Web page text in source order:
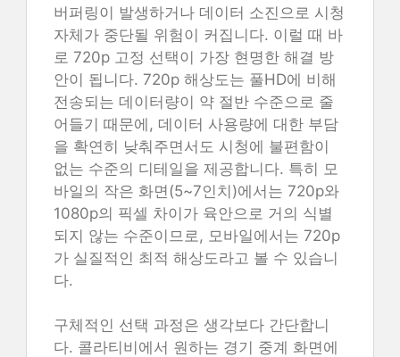
버퍼링이 발생하거나 데이터 소진으로 시청
자체가 중단될 위험이 커집니다. 이럴 때 바
로 720p 고정 선택이 가장 현명한 해결 방
안이 됩니다. 720p 해상도는 풀HD에 비해
전송되는 데이터량이 약 절반 수준으로 줄
어들기 때문에, 데이터 사용량에 대한 부담
을 확연히 낮춰주면서도 시청에 불편함이
없는 수준의 디테일을 제공합니다. 특히 모
바일의 작은 화면(5~7인치)에서는 720p와
1080p의 픽셀 차이가 육안으로 거의 식별
되지 않는 수준이므로, 모바일에서는 720p
가 실질적인 최적 해상도라고 볼 수 있습니
다.
구체적인 선택 과정은 생각보다 간단합니
다. 콜라티비에서 원하는 경기 중계 화면에